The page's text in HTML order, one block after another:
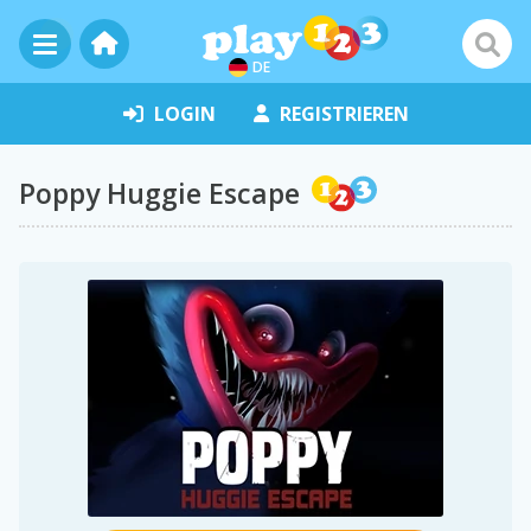
DE
LOGIN REGISTRIEREN
Poppy Huggie Escape